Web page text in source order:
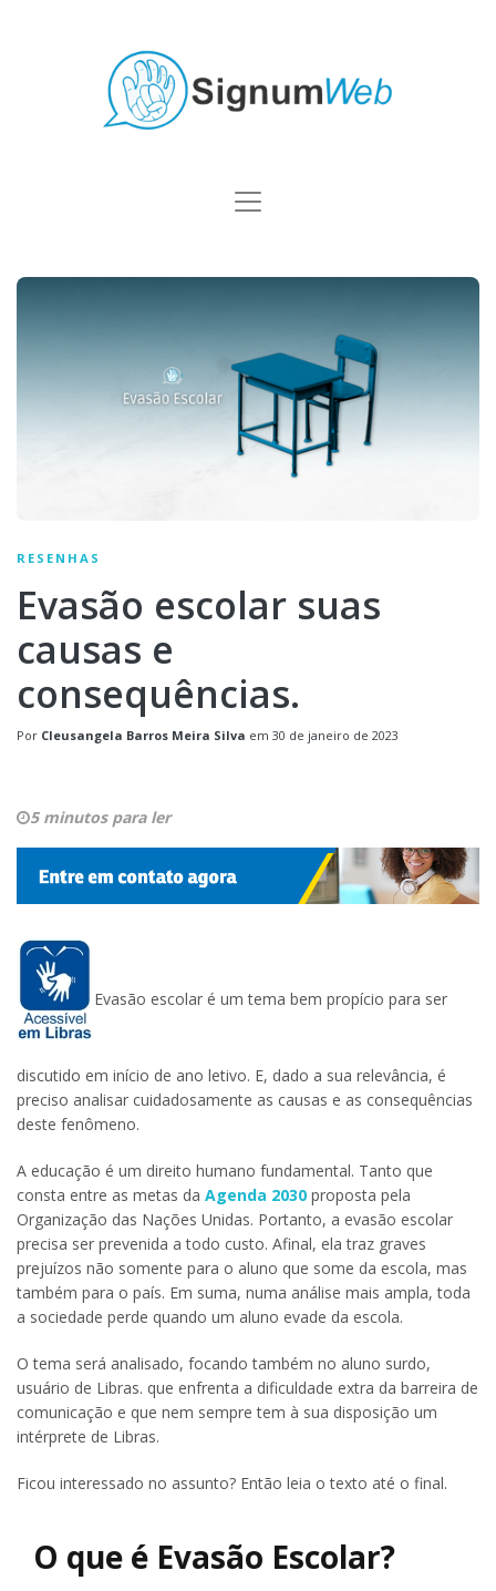
RESENHAS
Evasão escolar suas
causas e
consequências.
Por Cleusangela Barros Meira Silva em 30 de janeiro de 2023
5 minutos para ler
Evasão escolar é um tema bem propício para ser
discutido em início de ano letivo. E, dado a sua relevância, é
preciso analisar cuidadosamente as causas e as consequências
deste fenômeno.
A educação é um direito humano fundamental. Tanto que
consta entre as metas da Agenda 2030 proposta pela
Organização das Nações Unidas. Portanto, a evasão escolar
precisa ser prevenida a todo custo. Afinal, ela traz graves
prejuízos não somente para o aluno que some da escola, mas
também para o país. Em suma, numa análise mais ampla, toda
a sociedade perde quando um aluno evade da escola.
O tema será analisado, focando também no aluno surdo,
usuário de Libras. que enfrenta a dificuldade extra da barreira de
comunicação e que nem sempre tem à sua disposição um
intérprete de Libras.
Ficou interessado no assunto? Então leia o texto até o final.
O que é Evasão Escolar?